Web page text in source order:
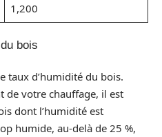
1,200
bois
taux d’humidité du bois.
de votre chauffage, il est
dont l’humidité est
humide, au-delà de 25 %,